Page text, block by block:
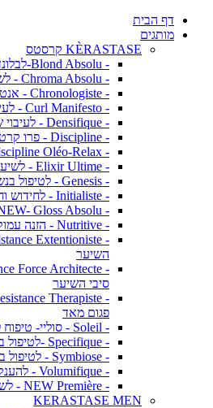
דף הבית
מותגים
KÈRASTASE קרסטס
- Blond Absolu-לבלונד המושלם
- Chroma Absolu - לשיער צבוע
- Chronologiste - אנטי אייג'ינג
- Curl Manifesto - לעיצוב וטיפוח תלתלים
- Densifique - לעיבוי שיער דליל וחלש
- Discipline - פרו קרטין לשיער מרדני
- Discipline Oléo-Relax - לשליטה בשיער נפוח
- Elixir Ultime - לשיער מבריק וזוהר
- Genesis - לטיפול בנשירת שיער
- Initialiste - לחידוש וחיזוק השיער
- NEW- Gloss Absolu- לברק עוצמתי
- Nutritive - הזנה עמוקה לשיער יבש
השיער
סיבי השיער
פגום מאד
- Soleil - סוליי- טיפוח לאחר חשיפה לשמש
- Specifique -לטיפול בבעיות קרקפת
- Symbiose - לטיפול בקשקשים
- Volumifique - להענקת נפח
- NEW Première - לשיקום שיער פגום
KERASTASE MEN